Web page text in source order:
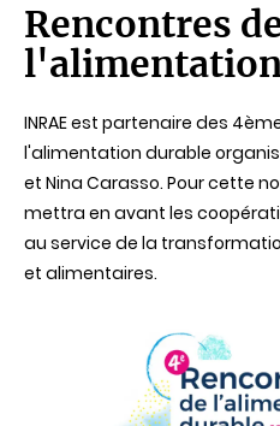
Rencontres
INRAE est partenaire des
l'alimentation durable
et Nina Carasso. Pour cette
mettra en avant les
au service de la
et alimentaires.